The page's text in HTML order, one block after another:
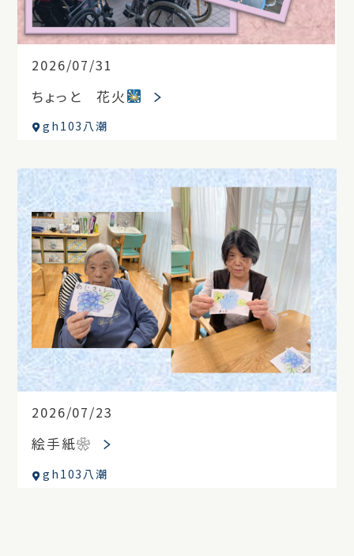
2026/07/31
ちょっと 花火
gh103八潮
2026/07/23
絵手紙❀
gh103八潮